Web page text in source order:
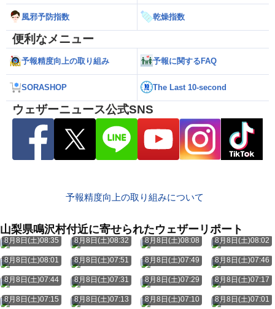
風邪予防指数 乾燥指数
便利なメニュー
予報精度向上の取り組み 予報に関するFAQ
SORASHOP The Last 10-second
ウェザーニュース公式SNS
予報精度向上の取り組みについて
山梨県鳴沢村付近に寄せられたウェザーリポート
8月8日(土)08:35 8月8日(土)08:32 8月8日(土)08:08 8月8日(土)08:02
8月8日(土)08:01 8月8日(土)07:51 8月8日(土)07:49 8月8日(土)07:46
8月8日(土)07:44 8月8日(土)07:31 8月8日(土)07:29 8月8日(土)07:17
8月8日(土)07:15 8月8日(土)07:13 8月8日(土)07:10 8月8日(土)07:01